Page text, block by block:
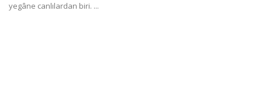
yegâne canlılardan biri. ...